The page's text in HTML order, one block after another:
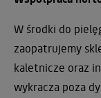
W środki do
zaopatrujemy
kaletnicze oraz
wykracza poza